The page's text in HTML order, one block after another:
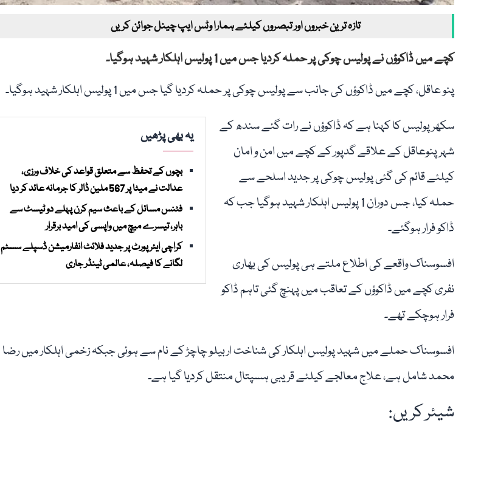
تازہ ترین خبروں اور تبصروں کیلئے ہمارا وٹس ایپ چینل جوائن کریں
کچے میں ڈاکوؤں نے پولیس چوکی پر حملہ کردیا جس میں 1 پولیس اہلکار شہید ہوگیا۔
پنو عاقل، کچے میں ڈاکوؤں کی جانب سے پولیس چوکی پر حملہ کردیا گیا جس میں 1 پولیس اہلکار شہید ہوگیا۔
یہ بھی پڑھیں
بچوں کے تحفظ سے متعلق قواعد کی خلاف ورزی،
عدالت نے میٹا پر 567 ملین ڈالر کا جرمانہ عائد کر دیا
فٹنس مسائل کے باعث سیم کرن پہلے دو ٹیسٹ سے
باہر، تیسرے میچ میں واپسی کی امید برقرار
کراچی ایئرپورٹ پر جدید فلائٹ انفارمیشن ڈسپلے سسٹم
لگانے کا فیصلہ، عالمی ٹینڈر جاری
سکھرپولیس کا کہنا ہے کہ ڈاکوؤں نے رات گئے سندھ کے
شہر پنوعاقل کے علاقے گدپور کے کچے میں امن و امان
کیلئے قائم کی گئی پولیس چوکی پر جدید اسلحے سے
حملہ کیا، جس دوران 1 پولیس اہلکار شہید ہوگیا جب کہ
ڈاکو فرار ہوگئے۔
افسوسناک واقعے کی اطلاع ملتے ہی پولیس کی بھاری
نفری کچے میں ڈاکوؤں کے تعاقب میں پہنچ گئی تاہم ڈاکو
فرار ہوچکے تھے۔
افسوسناک حملے میں شہید پولیس اہلکار کی شناخت اربیلو چاچڑ کے نام سے ہوئی جبکہ زخمی اہلکار میں رضا
محمد شامل ہے، علاج معالجے کیلئے قریبی ہسپتال منتقل کردیا گیا ہے۔
شیئر کریں: